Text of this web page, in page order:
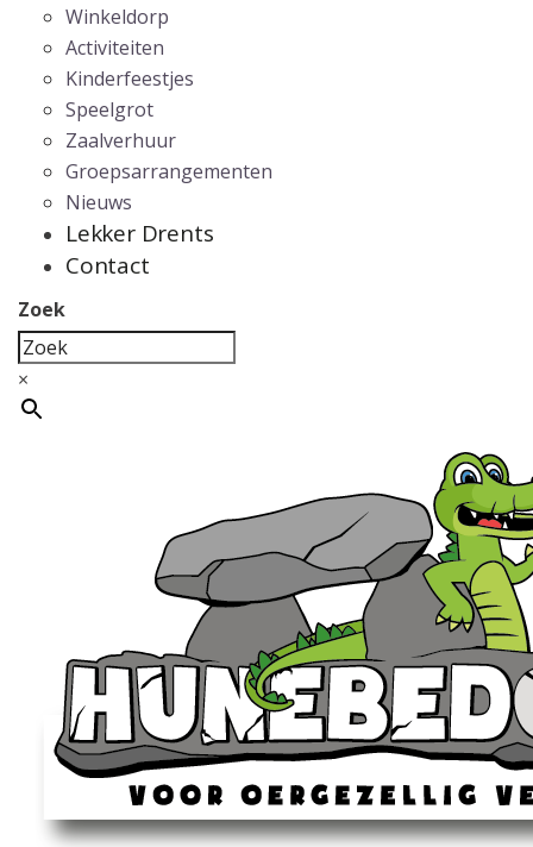
Winkeldorp
Activiteiten
Kinderfeestjes
Speelgrot
Zaalverhuur
Groepsarrangementen
Nieuws
Lekker Drents
Contact
Zoek
×